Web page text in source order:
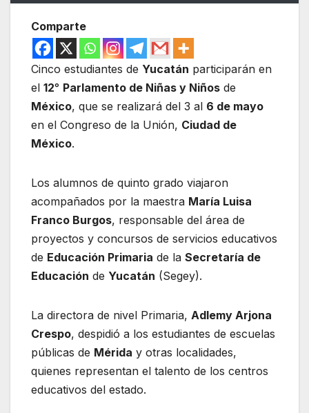
Comparte
Cinco estudiantes de Yucatán participarán en
el 12° Parlamento de Niñas y Niños de
México, que se realizará del 3 al 6 de mayo
en el Congreso de la Unión, Ciudad de
México.
Los alumnos de quinto grado viajaron
acompañados por la maestra María Luisa
Franco Burgos, responsable del área de
proyectos y concursos de servicios educativos
de Educación Primaria de la Secretaría de
Educación de Yucatán (Segey).
La directora de nivel Primaria, Adlemy Arjona
Crespo, despidió a los estudiantes de escuelas
públicas de Mérida y otras localidades,
quienes representan el talento de los centros
educativos del estado.